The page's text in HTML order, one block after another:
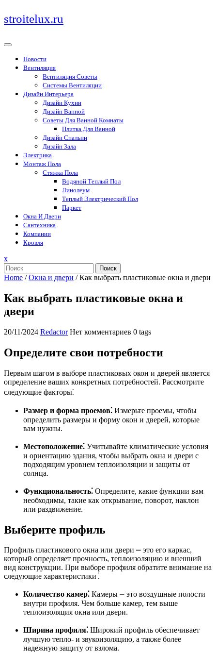
Перейти
к
stroitelux.ru
Новости
Вентиляция
Вентиляция Советы
Системы Вентиляции
Дизайн Интерьера
Дизайн Кухни
Дизайн Ванной
Советы Для Ванной Комнаты
Плитка Для Ванной
Дизайн Спальни
Дизайн Зала
Электрика
Монтаж Пола
Стяжка Пола
Водяной Теплый Пол
Линолеум
Теплый Электрический Пол
Паркет
Окна И Двери
Сантехника
Компании
Кровля
xЗакрыть
меню
Поиск
Home /Окна и двери /Как выбрать пластиковые окна и двери
Как выбрать пластиковые окна и
двери
20/11/2024 Redactor Нет комментариев 0 tags
Определите свои потребности
Первым шагом в выборе пластиковых окон и дверей является
определение ваших конкретных потребностей. Рассмотрите
следующие факторы⁚
Размер и форма проемов⁚ Измерьте проемы, чтобы
определить размеры и форму окон и дверей, которые
вам нужны.
Местоположение⁚ Учитывайте климатические условия
и ориентацию здания, чтобы выбрать окна и двери с
подходящим уровнем теплоизоляции и защиты от
солнца.
Функциональность⁚ Определите, какие функции вам
необходимы, такие как открывание, поворот, наклон
или раздвижение.
Выберите профиль
Профиль пластикового окна или двери ⎼ это его каркас,
который определяет прочность, теплоизоляцию и внешний
вид конструкции. При выборе профиля обратите внимание на
следующие характеристики⁚
Количество камер⁚ Камеры ⏤ это воздушные полости
внутри профиля. Чем больше камер, тем выше
теплоизоляция окна или двери.
Ширина профиля⁚ Широкий профиль обеспечивает
лучшую тепло- и звукоизоляцию, а также более
надежную защиту от взлома.